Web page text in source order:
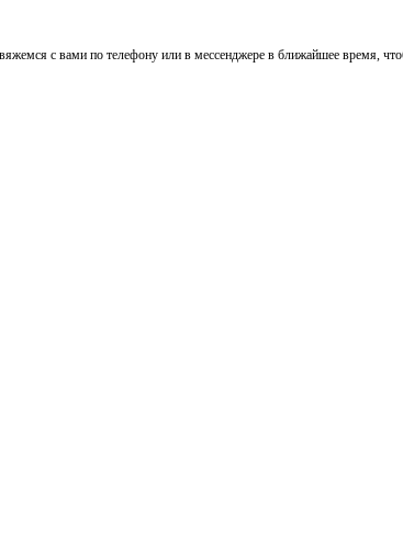
с вами по телефону или в мессенджере в ближайшее время,